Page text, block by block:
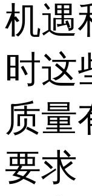
机遇
时这
质量
要求